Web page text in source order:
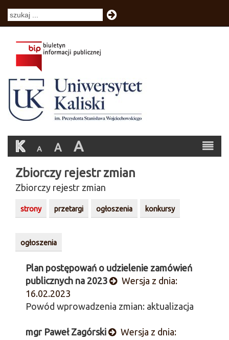
K A A A
Zbiorczy rejestr zmian
Zbiorczy rejestr zmian
strony przetargi ogłoszenia konkursy
ogłoszenia
Plan postępowań o udzielenie zamówień
publicznych na 2023
Wersja z dnia:
16.02.2023
Powód wprowadzenia zmian: aktualizacja
mgr Paweł Zagórski
Wersja z dnia: